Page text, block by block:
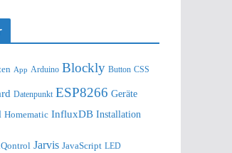
App Arduino Blockly Button CSS
Datenpunkt ESP8266 Geräte
Homematic InfluxDB Installation
Jarvis JavaScript LED